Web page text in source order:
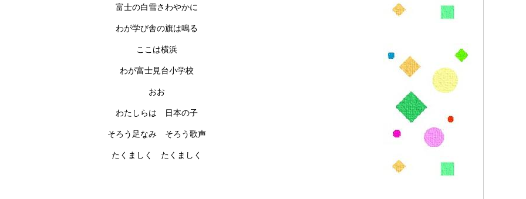
富士の白雪さわやかに
わが学び舎の旗は鳴る
ここは横浜
わが富士見台小学校
おお
わたしらは 日本の子
そろう足なみ そろう歌声
たくましく たくましく